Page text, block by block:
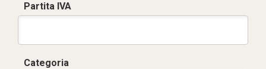
Partita IVA
Categoria